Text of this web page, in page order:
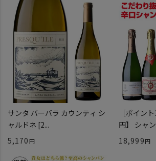
サンタ バーバラ カウンティ シ
ャルドネ [2...
5,170
［ポイン
円】 シャ
18,999